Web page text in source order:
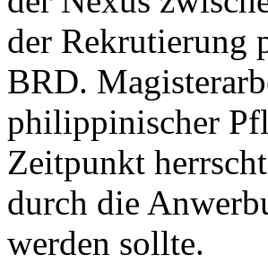
der Rekrutierung
BRD.
philippinischer
Zeitpunkt
durch die
werden sollte.